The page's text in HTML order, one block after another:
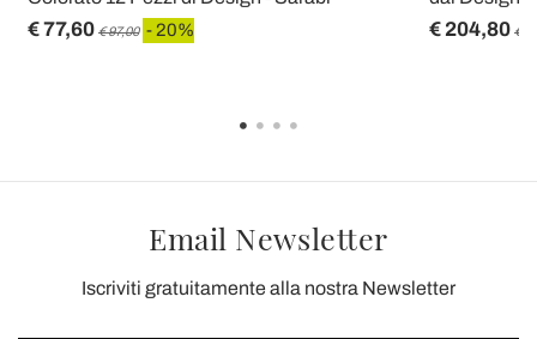
€ 77,60 € 97,00 - 20% € 204,80 €
Email Newsletter
Iscriviti gratuitamente alla nostra Newsletter